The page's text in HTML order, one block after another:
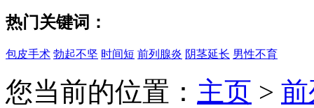
热门关键词：
包皮手术 勃起不坚 时间短 前列腺炎 阴茎延长 男性不育
您当前的位置： 主页 >